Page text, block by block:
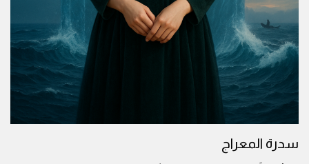
سدرة المعراج